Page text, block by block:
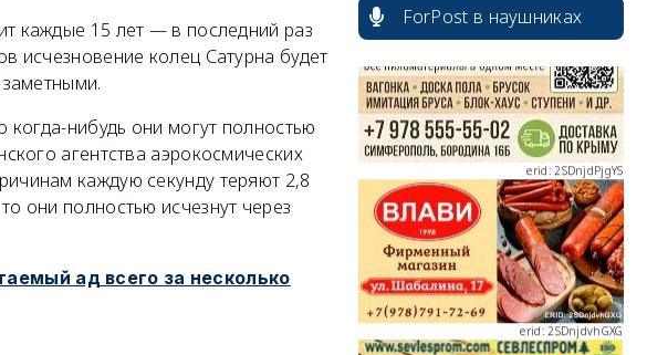
каждые 15 лет — в последний раз
исчезновение колец Сатурна будет
нибудь они могут полностью
агентства аэрокосмических
каждую секунду теряют 2,8
они полностью исчезнут через
ад всего за несколько
ForPost в наушниках
erid: 2SDnjdPjgYS
erid: 2SDnjdvhGXG